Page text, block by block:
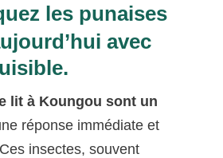
les punaises
avec
lit à Koungou sont un
réponse immédiate et
insectes, souvent